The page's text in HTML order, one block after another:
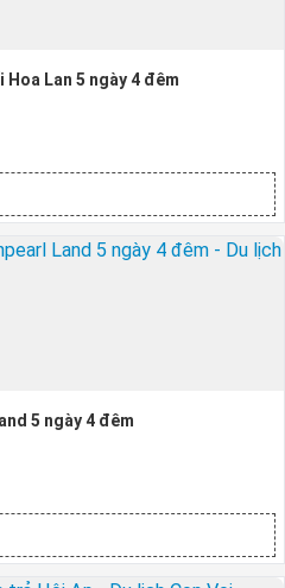
Lan 5 ngày 4 đêm
5 ngày 4 đêm